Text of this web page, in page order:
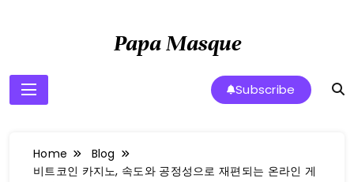
Papa Masque
Subscribe
Home
Blog
비트코인 카지노, 속도와 공정성으로 재편되는 온라인 게